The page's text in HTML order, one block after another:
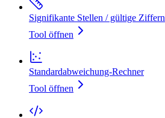
Signifikante Stellen / gültige Ziffern
Tool öffnen
Standardabweichung‑Rechner
Tool öffnen